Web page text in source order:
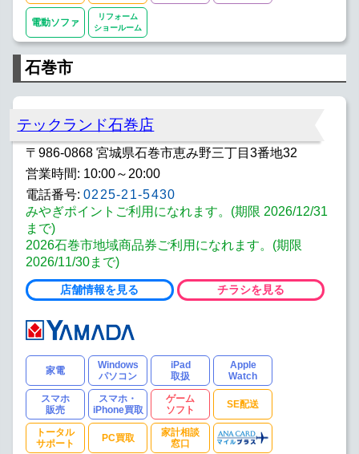
電動ソファ
リフォーム
ショールーム
石巻市
テックランド石巻店
〒986-0868 宮城県石巻市恵み野三丁目3番地32
営業時間: 10:00～20:00
電話番号: 0225-21-5430
みやぎポイントご利用になれます。(期限 2026/12/31
まで)
2026石巻市地域商品券ご利用になれます。(期限
2026/11/30まで)
店舗情報を見る チラシを見る
家電
Windows
パソコン
iPad
取扱
Apple
Watch
スマホ
販売
スマホ・
iPhone買取
ゲーム
ソフト
SE配送
トータル
サポート
PC買取
家計相談
窓口